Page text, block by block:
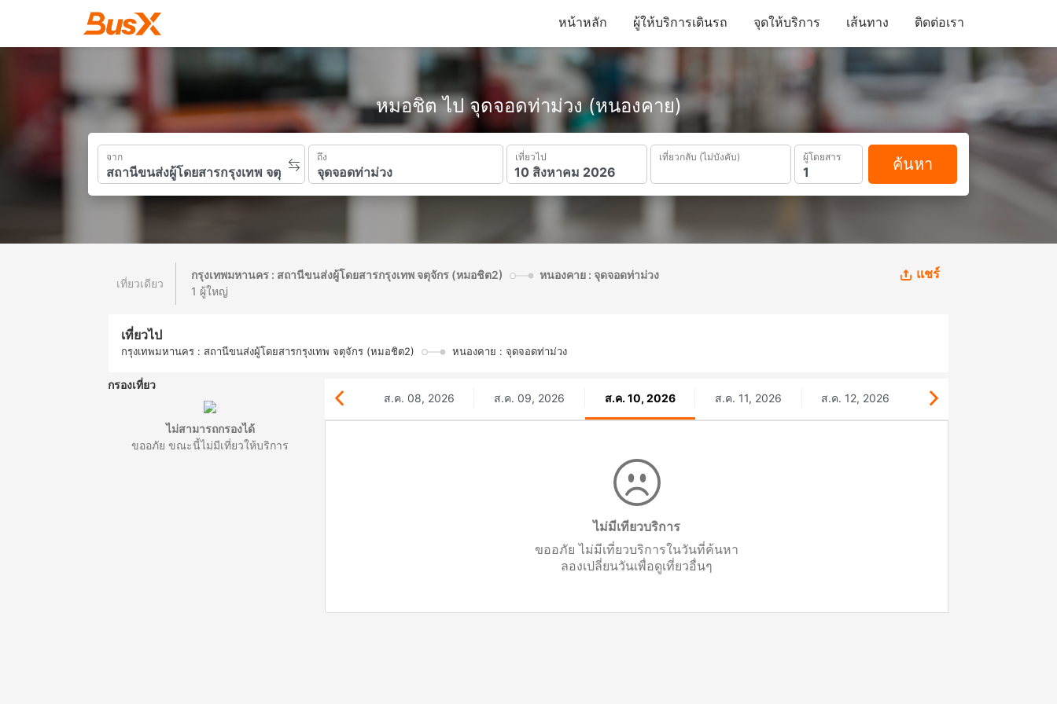
หมอชิต ไป จุดจอดท่าม่วง (หนองคาย)
จาก ถึง เที่ยวไป เที่ยวกลับ (ไม่บังคับ) ผู้โดยสาร ค้นหา
หน้าหลัก ผู้ให้บริการเดินรถ จุดให้บริการ เส้นทาง ติดต่อเรา
เที่ยวเดียว
กรุงเทพมหานคร : สถานีขนส่งผู้โดยสารกรุงเทพ จตุจักร (หมอชิต2)
หนองคาย : จุดจอดท่าม่วง
1 ผู้ใหญ่
แชร์
เที่ยวไป
กรุงเทพมหานคร : สถานีขนส่งผู้โดยสารกรุงเทพ จตุจักร (หมอชิต2) หนองคาย : จุดจอดท่าม่วง
กรองเที่ยว
ไม่สามารถกรองได้
ขออภัย ขณะนี้ไม่มีเที่ยวให้บริการ
ส.ค. 08, 2026 ส.ค. 09, 2026 ส.ค. 10, 2026 ส.ค. 11, 2026 ส.ค. 12, 2026
ไม่มีเทียวบริการ
ขออภัย ไม่มีเที่ยวบริการในวันที่ค้นหา
ลองเปลี่ยนวันเพื่อดูเที่ยวอื่นๆ